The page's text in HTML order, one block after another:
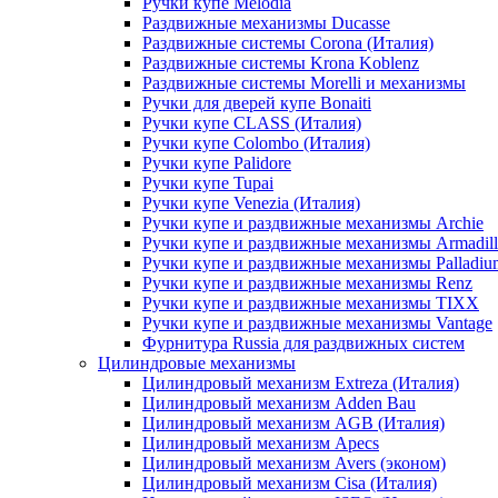
Раздвижные механизмы Ducasse
Раздвижные системы Corona (Италия)
Раздвижные системы Krona Koblenz
Раздвижные системы Morelli и механизмы
Ручки для дверей купе Bonaiti
Ручки купе CLASS (Италия)
Ручки купе Colombo (Италия)
Ручки купе Palidore
Ручки купе Tupai
Ручки купе Venezia (Италия)
Ручки купе и раздвижные механизмы Archie
Ручки купе и раздвижные механизмы
Ручки купе и раздвижные механизмы
Ручки купе и раздвижные механизмы Renz
Ручки купе и раздвижные механизмы TIXX
Ручки купе и раздвижные механизмы Vantage
Фурнитура Russia для раздвижных систем
Цилиндровые механизмы
Цилиндровый механизм Extreza (Италия)
Цилиндровый механизм Adden Bau
Цилиндровый механизм AGB (Италия)
Цилиндровый механизм Apecs
Цилиндровый механизм Avers (эконом)
Цилиндровый механизм Cisa (Италия)